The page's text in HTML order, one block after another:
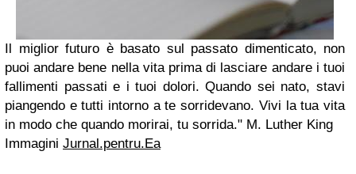
Il miglior futuro è basato sul passato dimenticato, non
puoi andare bene nella vita prima di lasciare andare i tuoi
fallimenti passati e i tuoi dolori. Quando sei nato, stavi
piangendo e tutti intorno a te sorridevano. Vivi la tua vita
in modo che quando morirai, tu sorrida." M. Luther King
Immagini Jurnal.pentru.Ea